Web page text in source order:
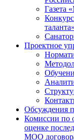
таланта»
Проектное
Обсуждения
Комиссии по
оценке
МОО